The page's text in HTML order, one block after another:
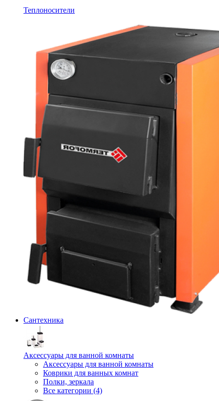
Теплоносители
Сантехника
Аксессуары для ванной комнаты
Аксессуары для ванной комнаты
Коврики для ванных комнат
Полки, зеркала
Все категории (4)